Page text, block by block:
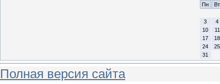
Пн Вт
3
4
10
11
17
18
24
25
31
Полная версия сайта